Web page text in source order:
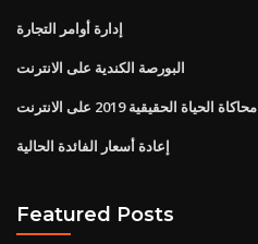
إدارة أوامر التجارة
البورصة الكندية على الانترنت
محاكاة الحياة الحقيقية 2019 على الانترنت
إعادة أسعار الفائدة الحالية
Featured Posts